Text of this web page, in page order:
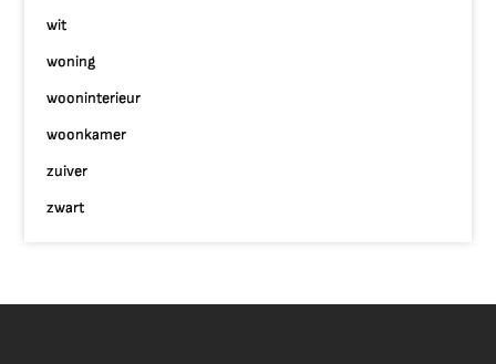
wit
woning
wooninterieur
woonkamer
zuiver
zwart